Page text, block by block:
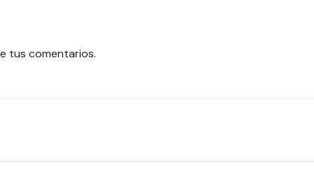
tus comentarios.